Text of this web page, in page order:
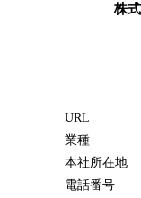
株
URL
業種
本社所在地
電話番号